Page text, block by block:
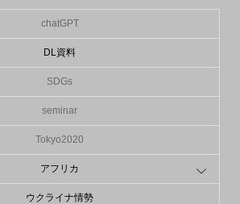
chatGPT
DL資料
SDGs
seminar
Tokyo2020
アフリカ
ウクライナ情勢